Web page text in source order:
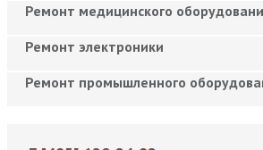
Ремонт медицинского
Ремонт электроники
Ремонт промышленного